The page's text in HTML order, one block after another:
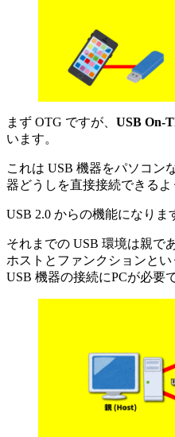
まず OTG ですが、 USB On-
います。
これは USB 機器をパソコン
器どうしを直接接続できるよ
USB 2.0 からの機能になりま
それまでの USB 環境は親で
ホストとファンクションとい
USB 機器の接続にPCが必要